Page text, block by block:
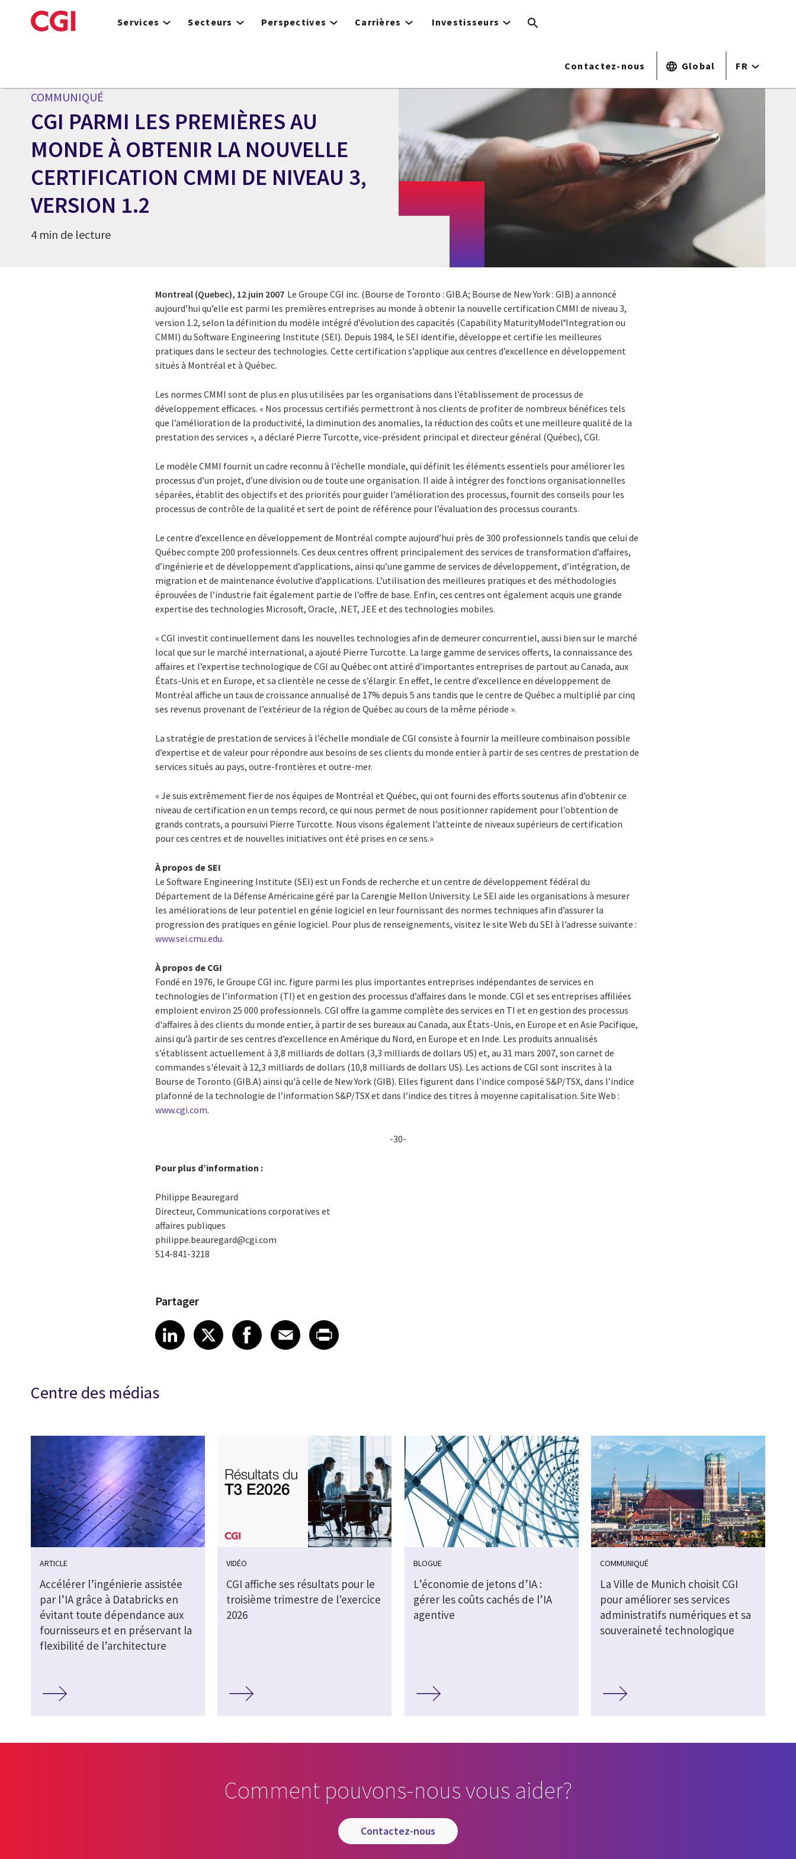
to
Services Secteurs Perspectives Carrières Investisseurs
Contactez-nous Global FR
COMMUNIQUÉ
CGI PARMI LES PREMIÈRES AU
MONDE À OBTENIR LA NOUVELLE
CERTIFICATION CMMI DE NIVEAU 3,
VERSION 1.2
4 min de lecture
Montreal (Quebec), 12 juin 2007 Le Groupe CGI inc. (Bourse de Toronto : GIB.A; Bourse de New York : GIB) a annoncé
aujourd’hui qu’elle est parmi les premières entreprises au monde à obtenir la nouvelle certification CMMI de niveau 3,
version 1.2, selon la définition du modèle intégré d’évolution des capacités (Capability MaturityModel®Integration ou
CMMI) du Software Engineering Institute (SEI). Depuis 1984, le SEI identifie, développe et certifie les meilleures
pratiques dans le secteur des technologies. Cette certification s’applique aux centres d’excellence en développement
situés à Montréal et à Québec.
Les normes CMMI sont de plus en plus utilisées par les organisations dans l’établissement de processus de
développement efficaces. « Nos processus certifiés permettront à nos clients de profiter de nombreux bénéfices tels
que l’amélioration de la productivité, la diminution des anomalies, la réduction des coûts et une meilleure qualité de la
prestation des services », a déclaré Pierre Turcotte, vice-président principal et directeur général (Québec), CGI.
Le modèle CMMI fournit un cadre reconnu à l’échelle mondiale, qui définit les éléments essentiels pour améliorer les
processus d’un projet, d’une division ou de toute une organisation. Il aide à intégrer des fonctions organisationnelles
séparées, établit des objectifs et des priorités pour guider l’amélioration des processus, fournit des conseils pour les
processus de contrôle de la qualité et sert de point de référence pour l’évaluation des processus courants.
Le centre d’excellence en développement de Montréal compte aujourd’hui près de 300 professionnels tandis que celui de
Québec compte 200 professionnels. Ces deux centres offrent principalement des services de transformation d’affaires,
d’ingénierie et de développement d’applications, ainsi qu’une gamme de services de développement, d’intégration, de
migration et de maintenance évolutive d’applications. L’utilisation des meilleures pratiques et des méthodologies
éprouvées de l’industrie fait également partie de l’offre de base. Enfin, ces centres ont également acquis une grande
expertise des technologies Microsoft, Oracle, .NET, JEE et des technologies mobiles.
« CGI investit continuellement dans les nouvelles technologies afin de demeurer concurrentiel, aussi bien sur le marché
local que sur le marché international, a ajouté Pierre Turcotte. La large gamme de services offerts, la connaissance des
affaires et l’expertise technologique de CGI au Québec ont attiré d’importantes entreprises de partout au Canada, aux
États-Unis et en Europe, et sa clientèle ne cesse de s’élargir. En effet, le centre d’excellence en développement de
Montréal affiche un taux de croissance annualisé de 17% depuis 5 ans tandis que le centre de Québec a multiplié par cinq
ses revenus provenant de l’extérieur de la région de Québec au cours de la même période ».
La stratégie de prestation de services à l’échelle mondiale de CGI consiste à fournir la meilleure combinaison possible
d’expertise et de valeur pour répondre aux besoins de ses clients du monde entier à partir de ses centres de prestation de
services situés au pays, outre-frontières et outre-mer.
« Je suis extrêmement fier de nos équipes de Montréal et Québec, qui ont fourni des efforts soutenus afin d’obtenir ce
niveau de certification en un temps record, ce qui nous permet de nous positionner rapidement pour l’obtention de
grands contrats, a poursuivi Pierre Turcotte. Nous visons également l’atteinte de niveaux supérieurs de certification
pour ces centres et de nouvelles initiatives ont été prises en ce sens.»
À propos de SEI
Le Software Engineering Institute (SEI) est un Fonds de recherche et un centre de développement fédéral du
Département de la Défense Américaine géré par la Carengie Mellon University. Le SEI aide les organisations à mesurer
les améliorations de leur potentiel en génie logiciel en leur fournissant des normes techniques afin d’assurer la
progression des pratiques en génie logiciel. Pour plus de renseignements, visitez le site Web du SEI à l’adresse suivante :
www.sei.cmu.edu.
À propos de CGI
Fondé en 1976, le Groupe CGI inc. figure parmi les plus importantes entreprises indépendantes de services en
technologies de l’information (TI) et en gestion des processus d’affaires dans le monde. CGI et ses entreprises affiliées
emploient environ 25 000 professionnels. CGI offre la gamme complète des services en TI et en gestion des processus
d'affaires à des clients du monde entier, à partir de ses bureaux au Canada, aux États-Unis, en Europe et en Asie Pacifique,
ainsi qu’à partir de ses centres d’excellence en Amérique du Nord, en Europe et en Inde. Les produits annualisés
s’établissent actuellement à 3,8 milliards de dollars (3,3 milliards de dollars US) et, au 31 mars 2007, son carnet de
commandes s'élevait à 12,3 milliards de dollars (10,8 milliards de dollars US). Les actions de CGI sont inscrites à la
Bourse de Toronto (GIB.A) ainsi qu'à celle de New York (GIB). Elles figurent dans l’indice composé S&P/TSX, dans l’indice
plafonné de la technologie de l’information S&P/TSX et dans l’indice des titres à moyenne capitalisation. Site Web :
www.cgi.com.
-30-
Pour plus d’information :
Philippe Beauregard
Directeur, Communications corporatives et
affaires publiques
philippe.beauregard@cgi.com
514-841-3218
Partager
Share article on LinkedIn
LinkedIn
Share article on X
XShare article on Facebook
Facebook
Share article on Email
Email
Share article on Print
Centre des médias
ARTICLE
Accélérer l’ingénierie assistée
par l’IA grâce à Databricks en
évitant toute dépendance aux
fournisseurs et en préservant la
flexibilité de l’architecture
VIDÉO
CGI affiche ses résultats pour le
troisième trimestre de l'exercice
2026
BLOGUE
L’économie de jetons d’IA :
gérer les coûts cachés de l’IA
agentive
COMMUNIQUÉ
La Ville de Munich choisit CGI
pour améliorer ses services
administratifs numériques et sa
souveraineté technologique
Comment pouvons-nous vous aider?
contactez-nous